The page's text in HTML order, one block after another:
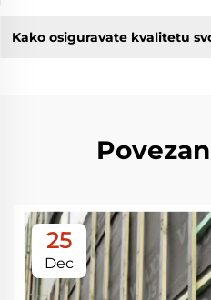
Kako osiguravate kvalitetu
25
Dec